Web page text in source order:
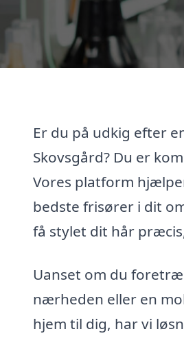
Er du på udkig efter
Skovsgård? Du er
Vores platform
bedste frisører i dit
få stylet dit hår
Uanset om du
nærheden eller en
hjem til dig, har vi